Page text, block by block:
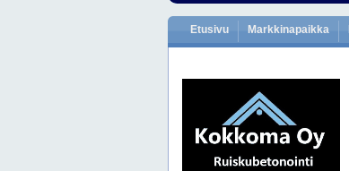
Etusivu Markkinapaikka